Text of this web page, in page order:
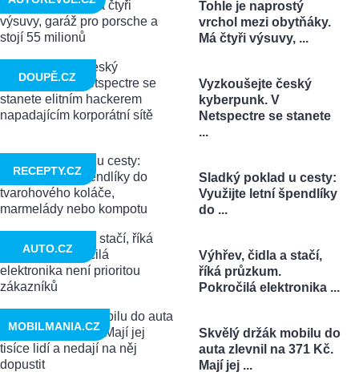
Tohle je naprostý
vrchol mezi obytňáky.
Má čtyři výsuvy, ...
Vyzkoušejte český
kyberpunk. V
Netspectre se stanete
...
DOUPĚ.CZ
Sladký poklad u cesty:
Využijte letní špendlíky
do ...
RECEPTY.CZ
Výhřev, čidla a stačí,
říká průzkum.
Pokročilá elektronika ...
AUTO.CZ
Skvělý držák mobilu do
auta zlevnil na 371 Kč.
Mají jej ...
MOBILMANIA.CZ